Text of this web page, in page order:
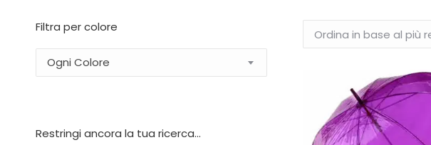
Filtra per colore
Ogni Colore
Restringi ancora la tua ricerca…